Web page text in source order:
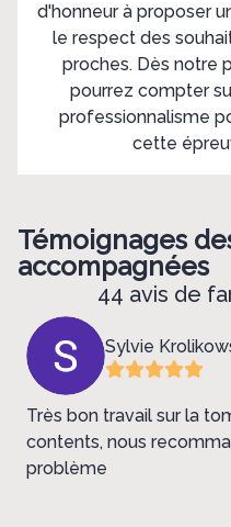
d'honneur à proposer
le respect des
proches. Dès notre
pourrez compter
professionnalisme
cette
Témoignages
accompagnées
44 avis de
Sylvie
Très bon travail sur la
contents, nous
problème